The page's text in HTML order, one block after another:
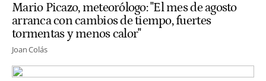
Mario Picazo, meteorólogo: "El mes de agosto
arranca con cambios de tiempo, fuertes
tormentas y menos calor"
Joan Colás